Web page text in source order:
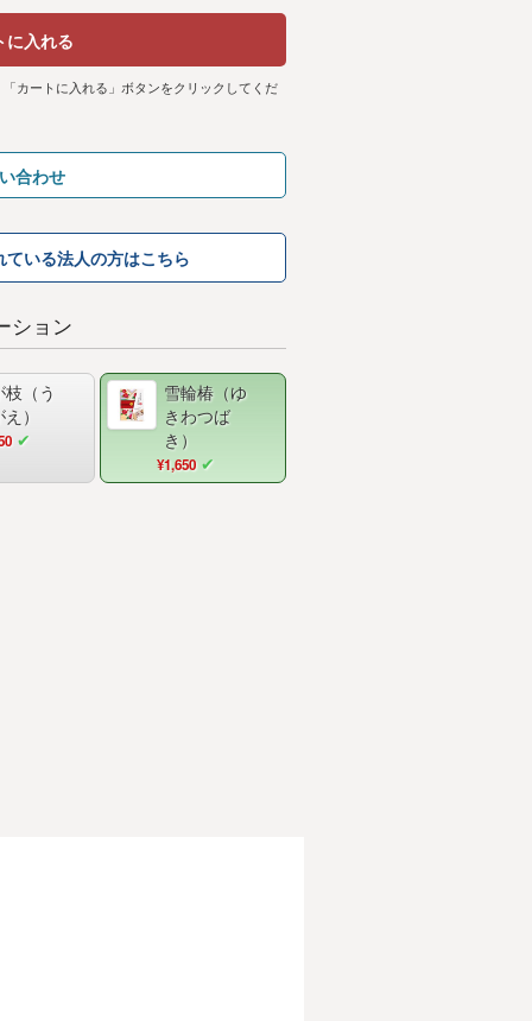
に入れる
カートに入れる」ボタンをクリックしてくだ
合わせ
いる法人の方はこちら
ション
（う
）
雪輪椿（ゆ
きわつば
き）
¥1,650